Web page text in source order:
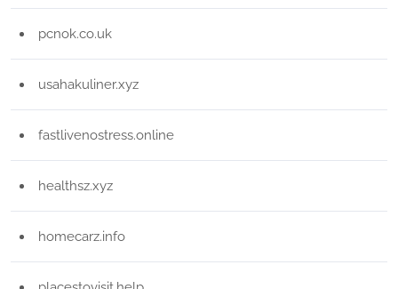
pcnok.co.uk
usahakuliner.xyz
fastlivenostress.online
healthsz.xyz
homecarz.info